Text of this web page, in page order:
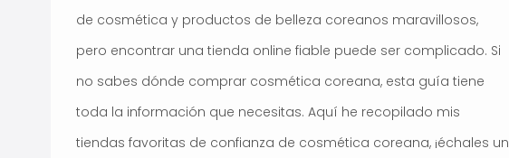
de cosmética y productos de belleza coreanos maravillosos,
pero encontrar una tienda online fiable puede ser complicado. Si
no sabes dónde comprar cosmética coreana, esta guía tiene
toda la información que necesitas. Aquí he recopilado mis
tiendas favoritas de confianza de cosmética coreana, ¡échales un